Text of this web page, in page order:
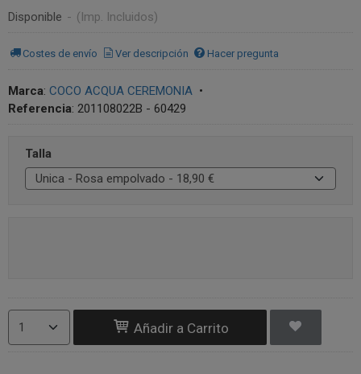
Disponible - (Imp. Incluidos)
Costes de envío Ver descripción Hacer pregunta
Marca: COCO ACQUA CEREMONIA •
Referencia: 201108022B - 60429
Talla
Añadir a Carrito